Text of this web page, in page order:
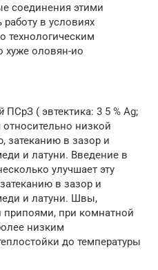
соединения этими
в условиях
технологическим
хуже оловян-ио
ПСрЗ ( эвтектика: 3 5 % Ag;
относительно низкой
затеканию в зазор и
и латуни. Введение в
улучшает эту
в зазор и
и латуни. Швы,
при комнатной
низким
до температуры